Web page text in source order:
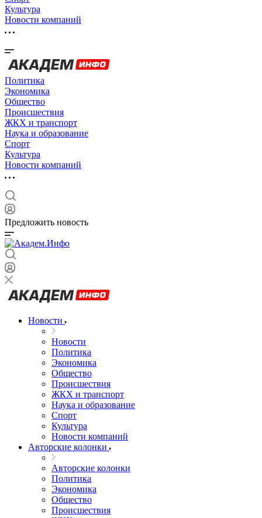
Культура
Новости компаний
Политика
Экономика
Общество
Происшествия
ЖКХ и транспорт
Наука и образование
Спорт
Культура
Новости компаний
Предложить новость
Новости
Новости
Политика
Экономика
Общество
Происшествия
ЖКХ и транспорт
Наука и образование
Спорт
Культура
Новости компаний
Авторские колонки
Авторские колонки
Политика
Экономика
Общество
Происшествия